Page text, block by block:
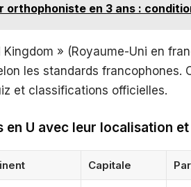
orthophoniste en 3 ans :
Kingdom » (Royaume-Uni en
les standards
et classifications officielles.
en U avec leur localisation
Capitale